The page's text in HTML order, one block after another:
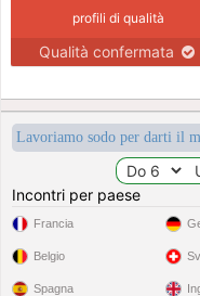
profili di qualità
Qualità confermata
Lavoriamo sodo per darti il
Incontri per paese
Francia
Belgio
Spagna